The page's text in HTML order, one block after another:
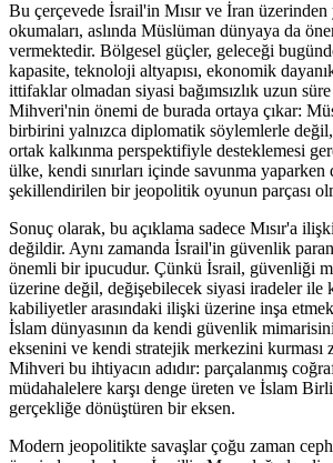
Bu çerçevede İsrail'in Mısır ve İran üzerinden
okumaları, aslında Müslüman dünyaya da
vermektedir. Bölgesel güçler, geleceği
kapasite, teknoloji altyapısı, ekonomik
ittifaklar olmadan siyasi bağımsızlık uzun
Mihveri'nin önemi de burada ortaya çıkar:
birbirini yalnızca diplomatik söylemlerle
ortak kalkınma perspektifiyle desteklemesi
ülke, kendi sınırları içinde savunma yaparken
şekillendirilen bir jeopolitik oyunun parçası
Sonuç olarak, bu açıklama sadece Mısır'a
değildir. Aynı zamanda İsrail'in güvenlik
önemli bir ipucudur. Çünkü İsrail, güvenliği
üzerine değil, değişebilecek siyasi iradeler ile
kabiliyetler arasındaki ilişki üzerine inşa
İslam dünyasının da kendi güvenlik
eksenini ve kendi stratejik merkezini
Mihveri bu ihtiyacın adıdır: parçalanmış
müdahalelere karşı denge üreten ve İslam
gerçekliğe dönüştüren bir eksen.
Modern jeopolitikte savaşlar çoğu zaman